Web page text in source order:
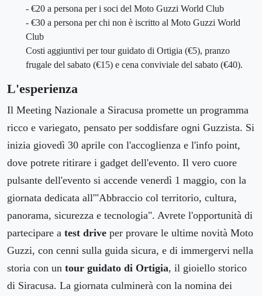
- €20 a persona per i soci del Moto Guzzi World Club
- €30 a persona per chi non è iscritto al Moto Guzzi World
Club
Costi aggiuntivi per tour guidato di Ortigia (€5), pranzo
frugale del sabato (€15) e cena conviviale del sabato (€40).
L'esperienza
Il Meeting Nazionale a Siracusa promette un programma
ricco e variegato, pensato per soddisfare ogni Guzzista. Si
inizia giovedì 30 aprile con l'accoglienza e l'info point,
dove potrete ritirare i gadget dell'evento. Il vero cuore
pulsante dell'evento si accende venerdì 1 maggio, con la
giornata dedicata all'"Abbraccio col territorio, cultura,
panorama, sicurezza e tecnologia". Avrete l'opportunità di
partecipare a test drive per provare le ultime novità Moto
Guzzi, con cenni sulla guida sicura, e di immergervi nella
storia con un tour guidato di Ortigia, il gioiello storico
di Siracusa. La giornata culminerà con la nomina dei